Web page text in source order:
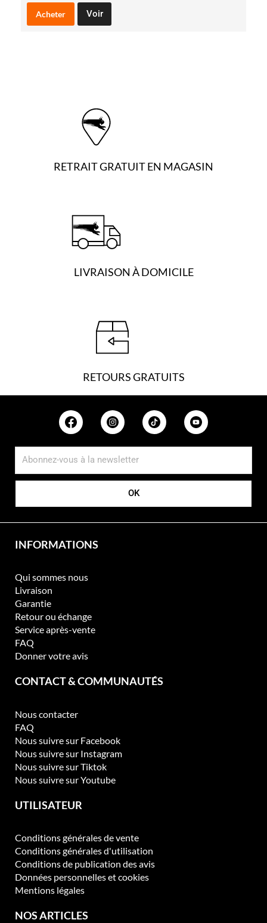
Acheter Voir
RETRAIT GRATUIT EN MAGASIN
LIVRAISON À DOMICILE
RETOURS GRATUITS
OK
INFORMATIONS
Qui sommes nous
Livraison
Garantie
Retour ou échange
Service après-vente
FAQ
Donner votre avis
CONTACT & COMMUNAUTÉS
Nous contacter
FAQ
Nous suivre sur Facebook
Nous suivre sur Instagram
Nous suivre sur Tiktok
Nous suivre sur Youtube
UTILISATEUR
Conditions générales de vente
Conditions générales d'utilisation
Conditions de publication des avis
Données personnelles et cookies
Mentions légales
NOS ARTICLES